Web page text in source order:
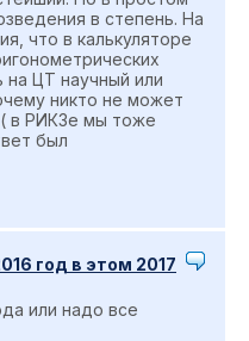
в степень. На
что в калькуляторе
на ЦТ научный или
никто не может
( в РИКЗе мы тоже
был
год в этом 2017
или надо все